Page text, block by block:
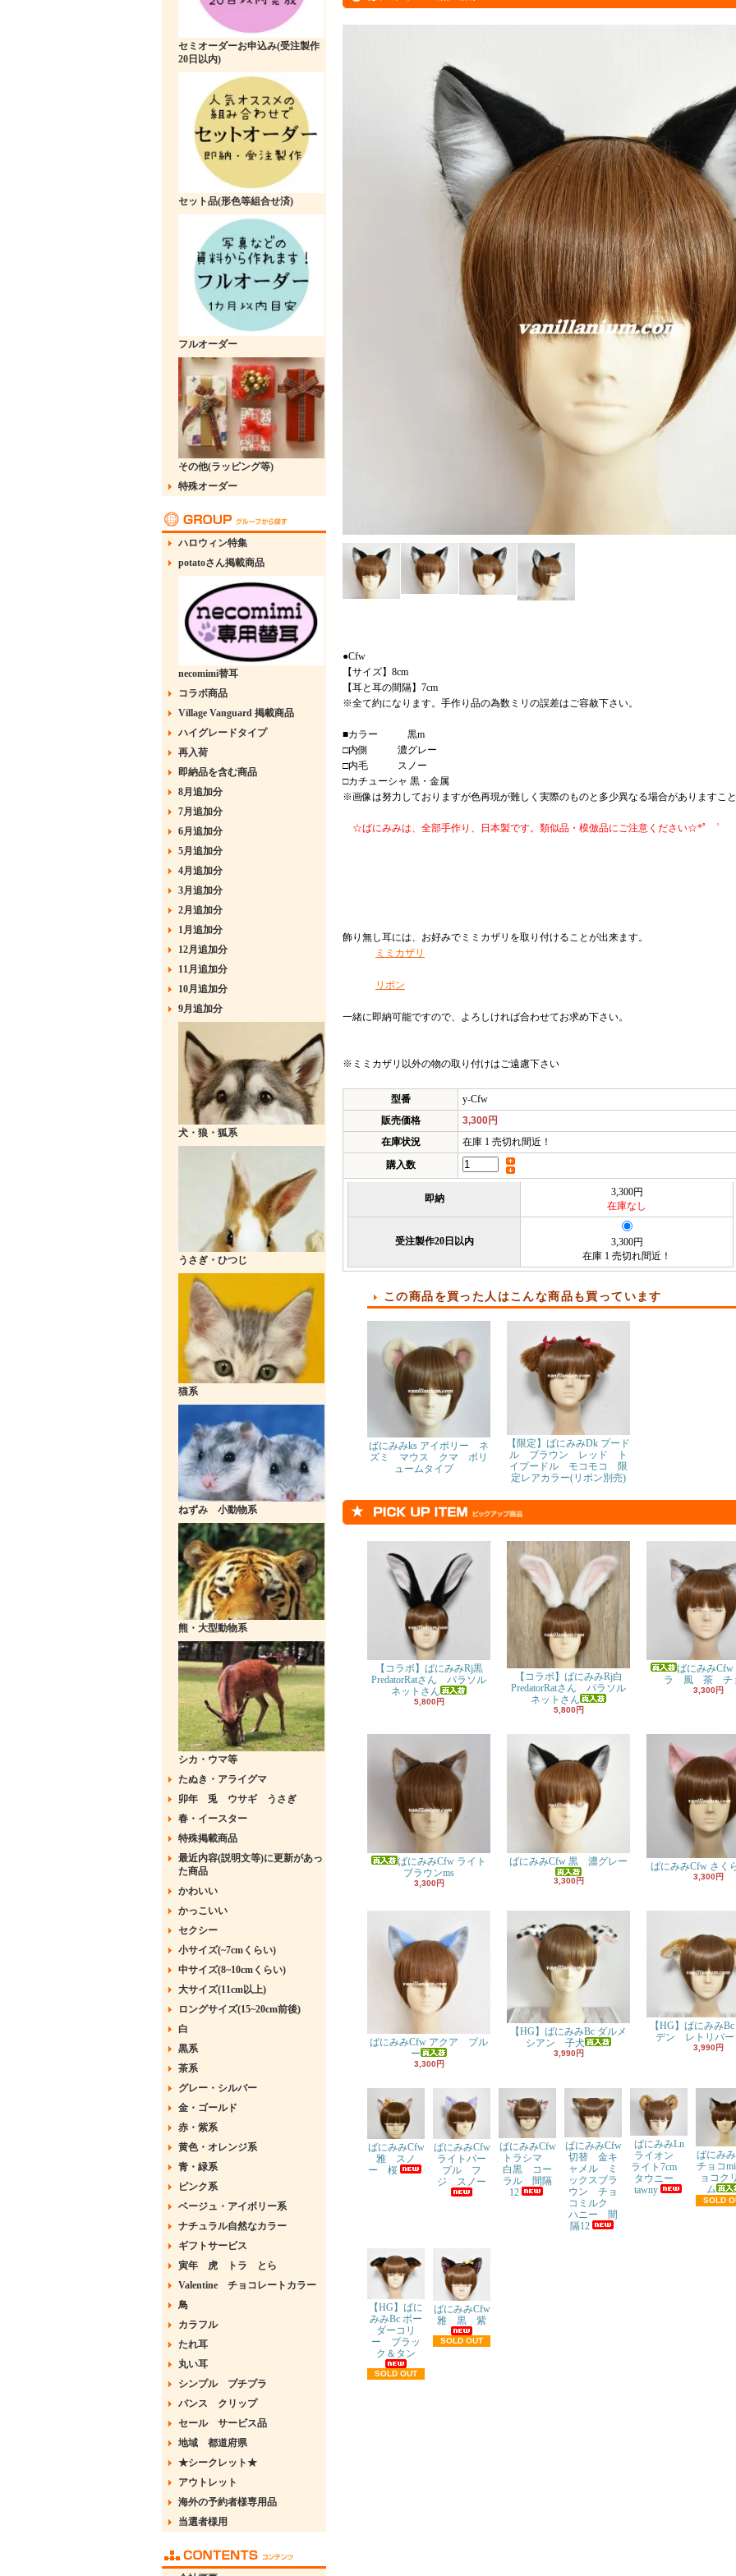
セミオーダーお申込み(受注製作
20日以内)
セット品(形色等組合せ済)
フルオーダー
その他(ラッピング等)
特殊オーダー
ハロウィン特集
potatoさん掲載商品
necomimi替耳
コラボ商品
Village Vanguard 掲載商品
ハイグレードタイプ
再入荷
即納品を含む商品
8月追加分
7月追加分
6月追加分
5月追加分
4月追加分
3月追加分
2月追加分
1月追加分
12月追加分
11月追加分
10月追加分
9月追加分
犬・狼・狐系
うさぎ・ひつじ
猫系
ねずみ 小動物系
熊・大型動物系
シカ・ウマ等
たぬき・アライグマ
卯年 兎 ウサギ うさぎ
春・イースター
特殊掲載商品
最近内容(説明文等)に更新があっ
た商品
かわいい
かっこいい
セクシー
小サイズ(~7cmくらい)
中サイズ(8~10cmくらい)
大サイズ(11cm以上)
ロングサイズ(15~20cm前後)
白
黒系
茶系
グレー・シルバー
金・ゴールド
赤・紫系
黄色・オレンジ系
青・緑系
ピンク系
ベージュ・アイボリー系
ナチュラル自然なカラー
ギフトサービス
寅年 虎 トラ とら
Valentine チョコレートカラー
鳥
カラフル
たれ耳
丸い耳
シンプル プチプラ
バンス クリップ
セール サービス品
地域 都道府県
★シークレット★
アウトレット
海外の予約者様専用品
当選者様用
●Cfw
【サイズ】8cm
【耳と耳の間隔】7cm
※全て約になります。手作り品の為数ミリの誤差はご容赦下さい。
■カラー 黒m
□内側 濃グレー
□内毛 スノー
□カチューシャ 黒・金属
※画像は努力しておりますが色再現が難しく実際のものと多少異なる場合がありますこ
☆ばにみみは、全部手作り、日本製です。類似品・模倣品にご注意ください☆*ﾟ ゜
飾り無し耳には、お好みでミミカザリを取り付けることが出来ます。
ミミカザリ
リボン
一緒に即納可能ですので、よろしければ合わせてお求め下さい。
※ミミカザリ以外の物の取り付けはご遠慮下さい
型番
y-Cfw
販売価格
3,300円
在庫状況
在庫 1 売切れ間近！
購入数
即納
3,300円
在庫なし
受注製作20日以内
3,300円
在庫 1 売切れ間近！
この商品を買った人はこんな商品も買っています
ばにみみks アイボリー ネ
ズミ マウス クマ ボリ
ュームタイプ
【限定】ばにみみDk プード
ル ブラウン レッド ト
イプードル モコモコ 限
定レアカラー(リボン別売)
【コラボ】ばにみみRj黒
PredatorRatさん パラソル
ネットさん
5,800円
【コラボ】ばにみみRj白
PredatorRatさん パラソル
ネットさん
5,800円
ばにみみCfw
ラ 風 茶 チ
3,300円
ばにみみCfw ライト
ブラウンms
3,300円
ばにみみCfw 黒 濃グレー
3,300円
ばにみみCfw さく
3,300円
ばにみみCfw アクア ブル
ー
3,300円
【HG】ばにみみBc ダルメ
シアン 子犬
3,990円
【HG】ばにみみ
デン レトリバー
3,990円
ばにみみCfw
雅 スノ
ー 桜
ばにみみCfw
ライトパー
プル フ
ジ スノー
ばにみみCfw
トラシマ
白黒 コー
ラル 間隔
12
ばにみみCfw
切替 金キ
ャメル ミ
ックスブラ
ウン チョ
コミルク
ハニー 間
隔12
ばにみみLn
ライオン
ライト7cm
タウニー
tawny
ばにみ
チョコ
ョコク
ム
SOLD
【HG】ばに
みみBc ボー
ダーコリ
ー ブラッ
ク＆タン
SOLD OUT
ばにみみCfw
雅 黒 紫
SOLD OUT